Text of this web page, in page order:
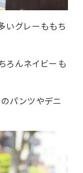
いグレーももち
ろんネイビーも
パンツやデニ